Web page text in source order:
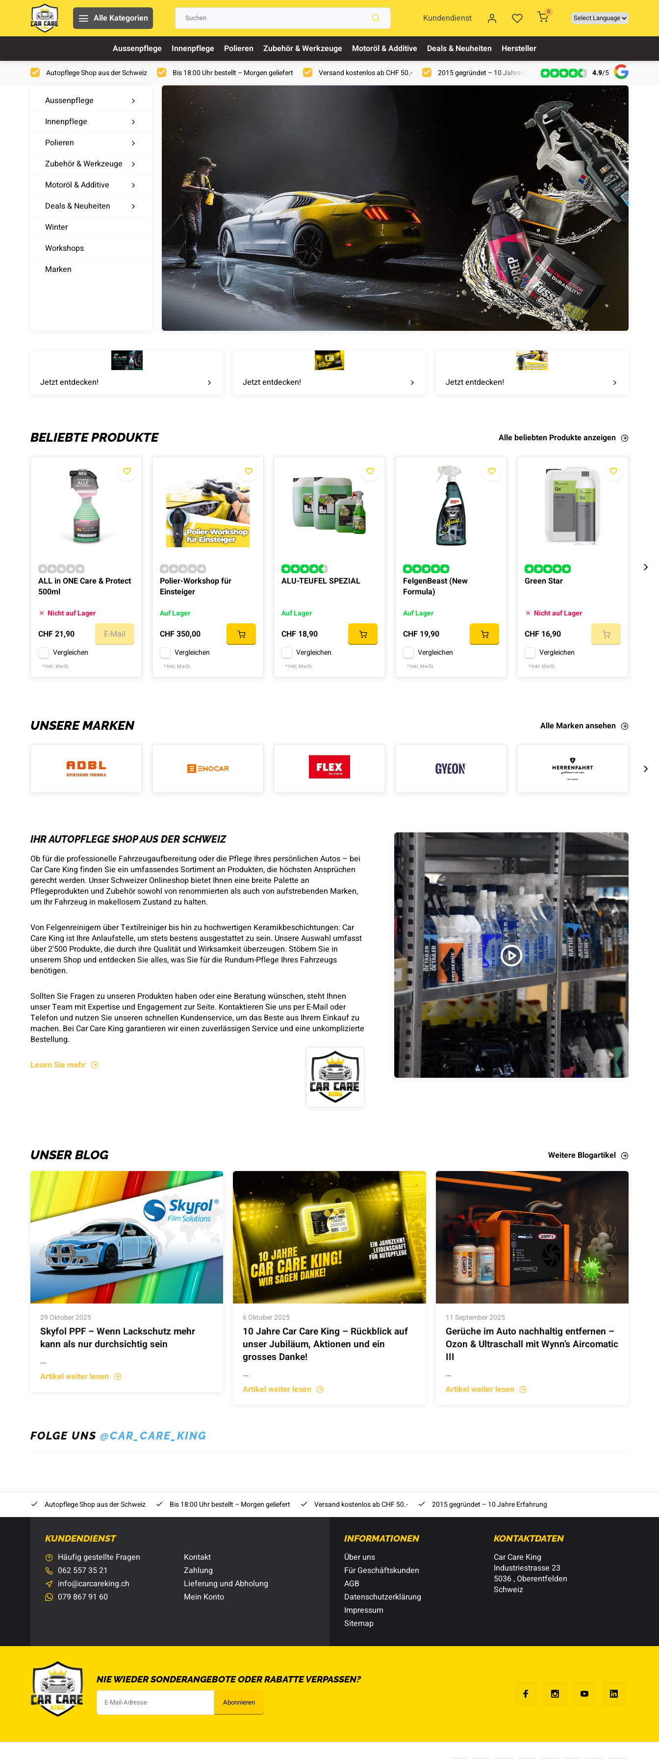
Alle Kategorien Kundendienst
0
Aussenpflege Innenpflege Polieren Zubehör & Werkzeuge Motoröl & Additive Deals & Neuheiten Hersteller
Autopflege Shop aus der Schweiz Bis 18:00 Uhr bestellt – Morgen geliefert Versand kostenlos ab CHF 50.- 2015 gegründet – 10 Jahre Erfahrung 4.9/5
Aussenpflege
Innenpflege
Polieren
Zubehör & Werkzeuge
Motoröl & Additive
Deals & Neuheiten
Winter
Workshops
Marken
Jetzt entdecken! Jetzt entdecken! Jetzt entdecken!
BELIEBTE PRODUKTE Alle beliebten Produkte anzeigen
ALL in ONE Care & Protect
500ml
Nicht auf Lager
CHF 21,90 E-Mail
Vergleichen
* Inkl. MwSt.
Polier-Workshop für
Einsteiger
Auf Lager
CHF 350,00
Vergleichen
* Inkl. MwSt.
ALU-TEUFEL SPEZIAL
Auf Lager
CHF 18,90
Vergleichen
* Inkl. MwSt.
FelgenBeast (New
Formula)
Auf Lager
CHF 19,90
Vergleichen
* Inkl. MwSt.
Green Star
Nicht auf Lager
CHF 16,90
Vergleichen
* Inkl. MwSt.
UNSERE MARKEN Alle Marken ansehen
IHR AUTOPFLEGE SHOP AUS DER SCHWEIZ
Ob für die professionelle Fahrzeugaufbereitung oder die Pflege Ihres persönlichen Autos – bei
Car Care King finden Sie ein umfassendes Sortiment an Produkten, die höchsten Ansprüchen
gerecht werden. Unser Schweizer Onlineshop bietet Ihnen eine breite Palette an
Pflegeprodukten und Zubehör sowohl von renommierten als auch von aufstrebenden Marken,
um Ihr Fahrzeug in makellosem Zustand zu halten.
Von Felgenreinigern über Textilreiniger bis hin zu hochwertigen Keramikbeschichtungen: Car
Care King ist Ihre Anlaufstelle, um stets bestens ausgestattet zu sein. Unsere Auswahl umfasst
über 2'500 Produkte, die durch ihre Qualität und Wirksamkeit überzeugen. Stöbern Sie in
unserem Shop und entdecken Sie alles, was Sie für die Rundum-Pflege Ihres Fahrzeugs
benötigen.
Sollten Sie Fragen zu unseren Produkten haben oder eine Beratung wünschen, steht Ihnen
unser Team mit Expertise und Engagement zur Seite. Kontaktieren Sie uns per E-Mail oder
Telefon und nutzen Sie unseren schnellen Kundenservice, um das Beste aus Ihrem Einkauf zu
machen. Bei Car Care King garantieren wir einen zuverlässigen Service und eine unkomplizierte
Bestellung.
Lesen Sie mehr
UNSER BLOG Weitere Blogartikel
29 Oktober 2025
Skyfol PPF – Wenn Lackschutz mehr
kann als nur durchsichtig sein
...
Artikel weiter lesen
6 Oktober 2025
10 Jahre Car Care King – Rückblick auf
unser Jubiläum, Aktionen und ein
grosses Danke!
...
Artikel weiter lesen
11 September 2025
Gerüche im Auto nachhaltig entfernen –
Ozon & Ultraschall mit Wynn’s Aircomatic
III
...
Artikel weiter lesen
FOLGE UNS @CAR_CARE_KING
Autopflege Shop aus der Schweiz Bis 18:00 Uhr bestellt – Morgen geliefert Versand kostenlos ab CHF 50.- 2015 gegründet – 10 Jahre Erfahrung
KUNDENDIENST
Häufig gestellte Fragen
062 557 35 21
info@carcareking.ch
079 867 91 60
Kontakt
Zahlung
Lieferung und Abholung
Mein Konto
INFORMATIONEN
Über uns
Für Geschäftskunden
AGB
Datenschutzerklärung
Impressum
Sitemap
KONTAKTDATEN
Car Care King
Industriestrasse 23
5036 , Oberentfelden
Schweiz
NIE WIEDER SONDERANGEBOTE ODER RABATTE VERPASSEN?
Abonnieren